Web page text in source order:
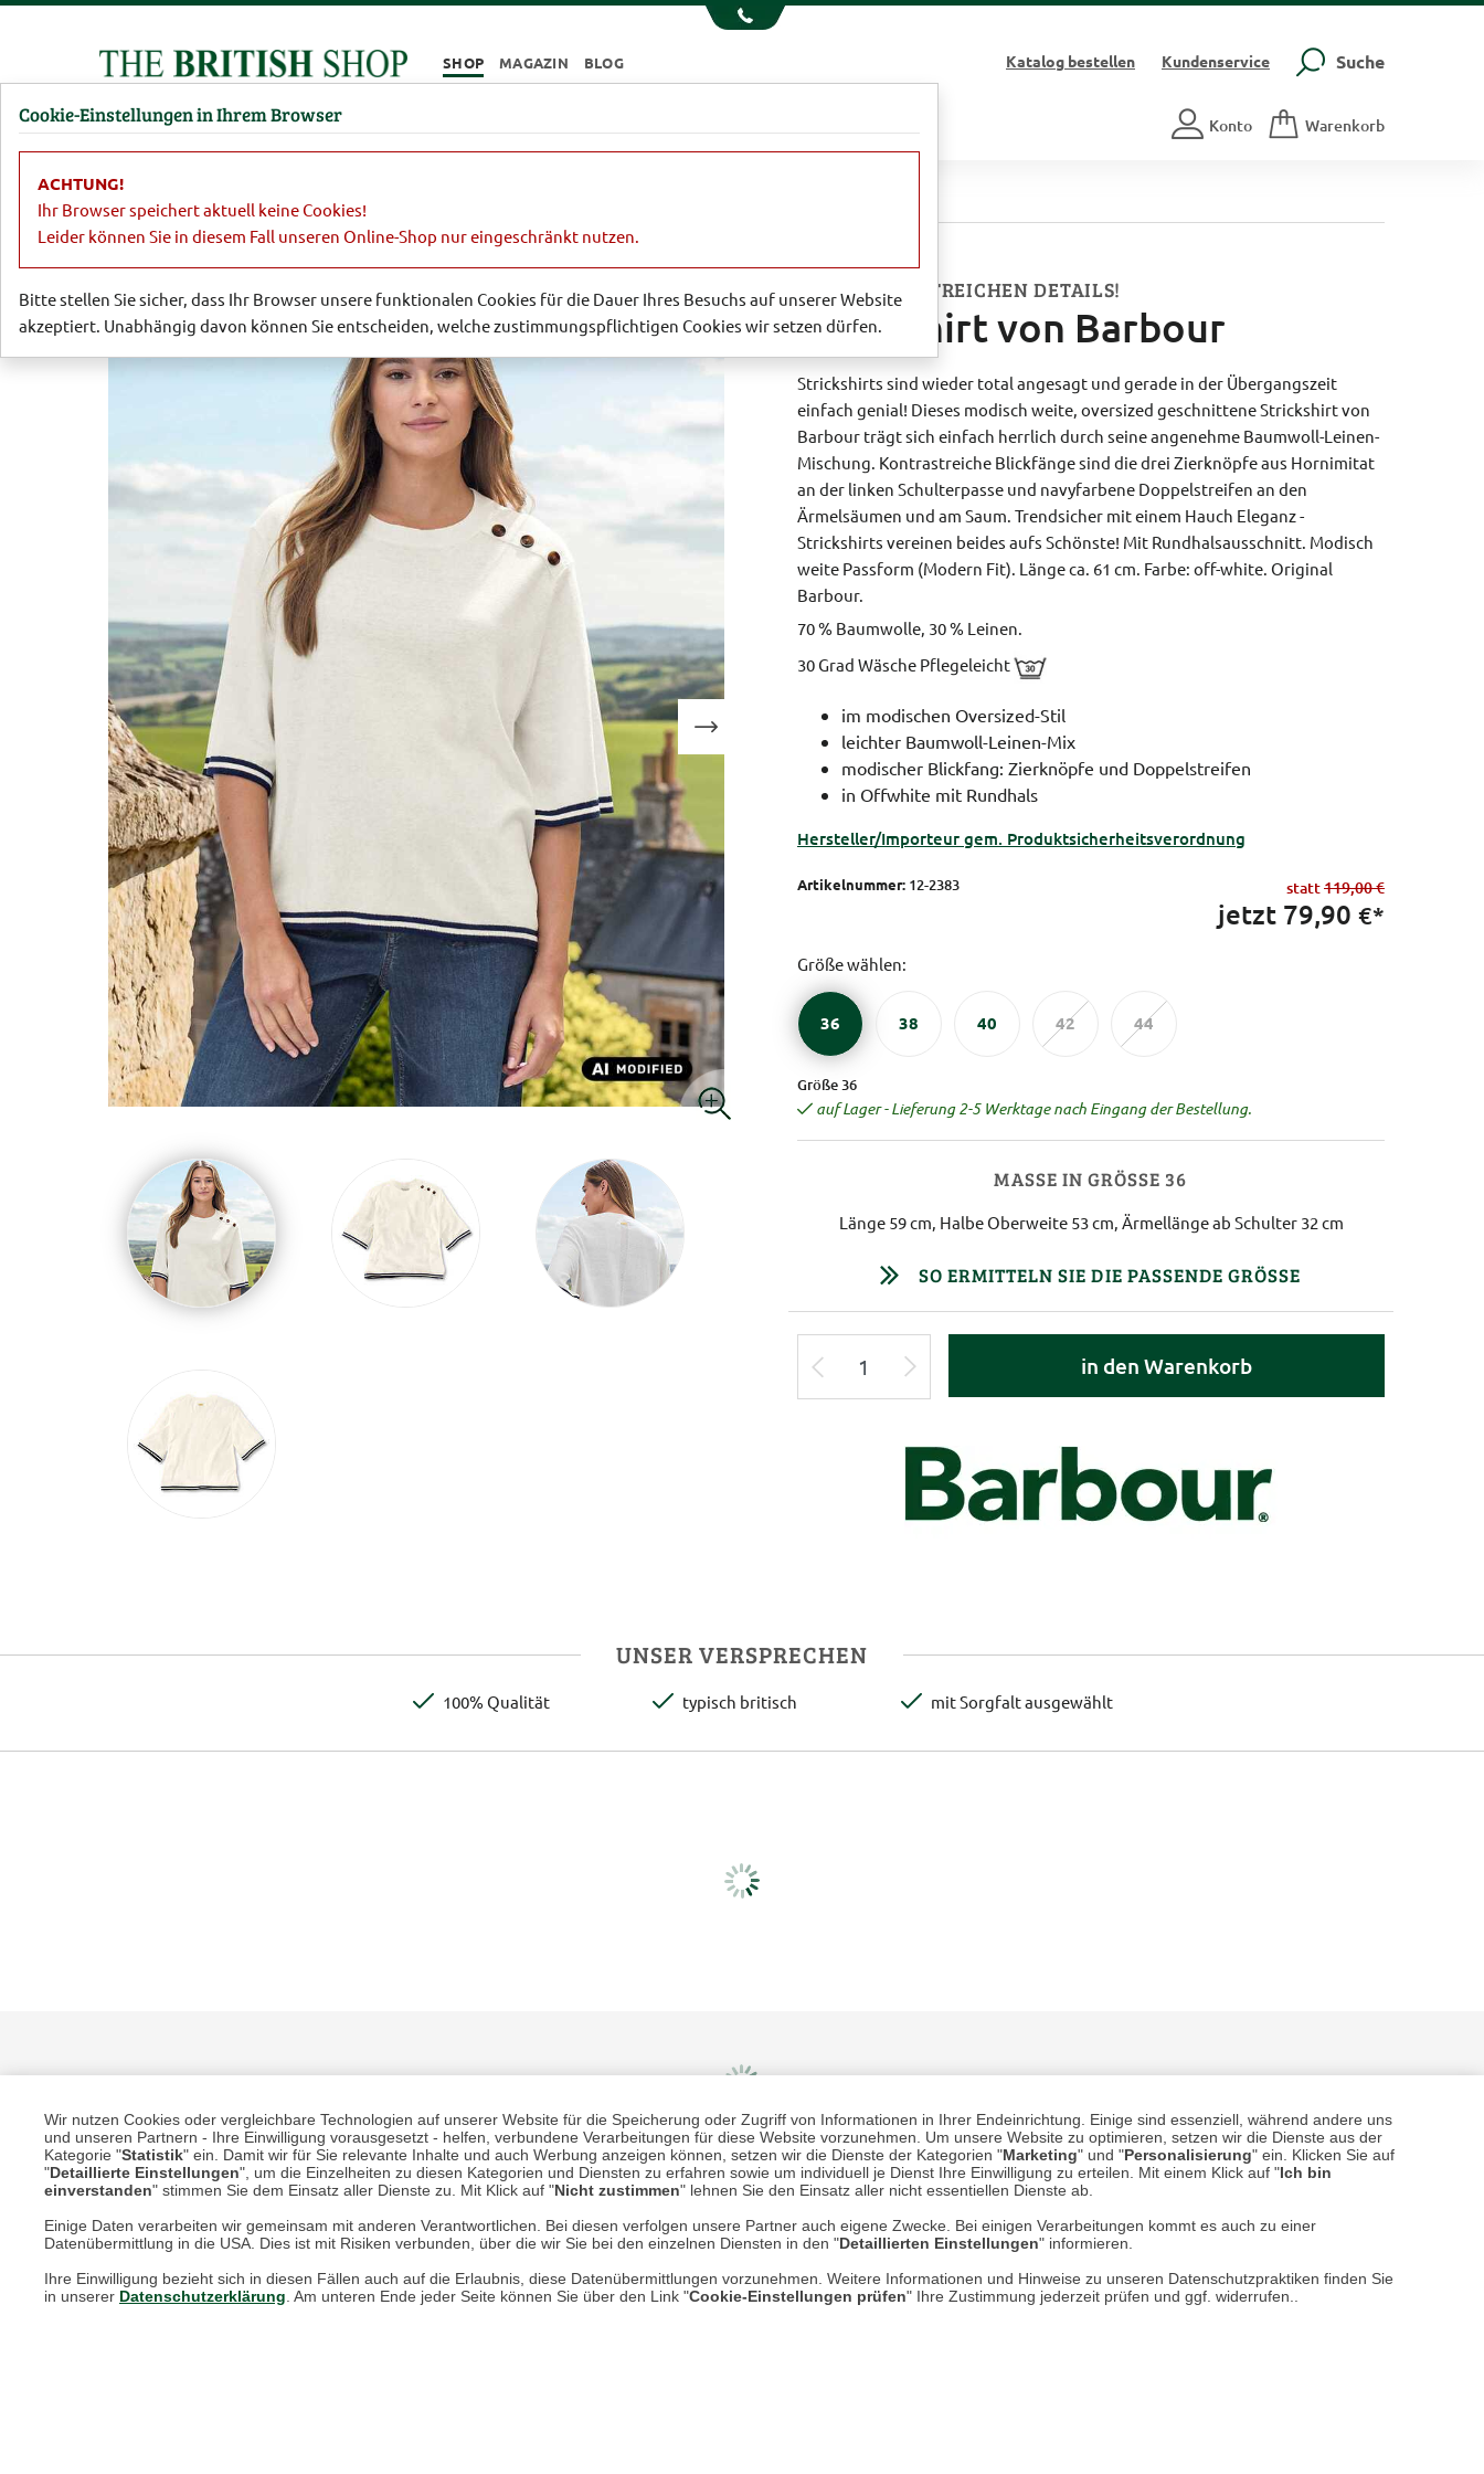
Wir nutzen Cookies oder vergleichbare Technologien auf unserer Website für die Speicherung oder Zugriff von Informationen in Ihrer Endeinrichtung. Einige sind essenziell, während andere uns
und unseren Partnern - Ihre Einwilligung vorausgesetzt - helfen, verbundene Verarbeitungen für diese Website vorzunehmen. Um unsere Website zu optimieren, setzen wir die Dienste aus der
Kategorie "Statistik" ein. Damit wir für Sie relevante Inhalte und auch Werbung anzeigen können, setzen wir die Dienste der Kategorien "Marketing" und "Personalisierung" ein. Klicken Sie auf
"Detaillierte Einstellungen", um die Einzelheiten zu diesen Kategorien und Diensten zu erfahren sowie um individuell je Dienst Ihre Einwilligung zu erteilen. Mit einem Klick auf "Ich bin
einverstanden" stimmen Sie dem Einsatz aller Dienste zu. Mit Klick auf "Nicht zustimmen" lehnen Sie den Einsatz aller nicht essentiellen Dienste ab.
Einige Daten verarbeiten wir gemeinsam mit anderen Verantwortlichen. Bei diesen verfolgen unsere Partner auch eigene Zwecke. Bei einigen Verarbeitungen kommt es auch zu einer
Datenübermittlung in die USA. Dies ist mit Risiken verbunden, über die wir Sie bei den einzelnen Diensten in den "Detaillierten Einstellungen" informieren.
Ihre Einwilligung bezieht sich in diesen Fällen auch auf die Erlaubnis, diese Datenübermittlungen vorzunehmen. Weitere Informationen und Hinweise zu unseren Datenschutzpraktiken finden Sie
in unserer Datenschutzerklärung. Am unteren Ende jeder Seite können Sie über den Link "Cookie-Einstellungen prüfen" Ihre Zustimmung jederzeit prüfen und ggf. widerrufen..
SHOP MAGAZIN BLOG Katalogbestellen Kundenservice Suche
Damen Herren Barbour Parfümerie Konto Warenkorb
MIT KONTRASTREICHEN DETAILS!
Strickshirt von Barbour
Strickshirts sind wieder total angesagt und gerade in der Übergangszeit
einfach genial! Dieses modisch weite, oversized geschnittene Strickshirt von
Barbour trägt sich einfach herrlich durch seine angenehme Baumwoll-Leinen-
Mischung. Kontrastreiche Blickfänge sind die drei Zierknöpfe aus Hornimitat
an der linken Schulterpasse und navyfarbene Doppelstreifen an den
Ärmelsäumen und am Saum. Trendsicher mit einem Hauch Eleganz -
Strickshirts vereinen beides aufs Schönste! Mit Rundhalsausschnitt. Modisch
weite Passform (Modern Fit). Länge ca. 61 cm. Farbe: off-white. Original
Barbour.
70 % Baumwolle, 30 % Leinen.
30 Grad Wäsche Pflegeleicht
im modischen Oversized-Stil
leichter Baumwoll-Leinen-Mix
modischer Blickfang: Zierknöpfe und Doppelstreifen
in Offwhite mit Rundhals
Hersteller/Importeur gem. Produktsicherheitsverordnung
Artikelnummer: 12-2383 statt119,00 €
jetzt 79,90 €*
Größe wählen:
36 38 40 42 44
Größe 36
auf Lager - Lieferung 2-5 Werktage nach Eingang der Bestellung.
MASSE IN GRÖSSE 36
Länge 59 cm, Halbe Oberweite 53 cm, Ärmellänge ab Schulter 32 cm
SO ERMITTELN SIE DIE PASSENDE GRÖSSE
in den Warenkorb
UNSER VERSPRECHEN
100% Qualität typisch britisch mit Sorgfalt ausgewählt
Unsere Services für Sie
Online Magazin
Newsletter-Archiv
Mehr erfahren
Über uns
AGB
UnsereVersand- und Zahlungsarten
Cookie-Einstellungen in Ihrem Browser
ACHTUNG!
Ihr Browser speichert aktuell keine Cookies!
Leider können Sie in diesem Fall unseren Online-Shop nur eingeschränkt nutzen.
Bitte stellen Sie sicher, dass Ihr Browser unsere funktionalen Cookies für die Dauer Ihres Besuchs auf unserer Website
akzeptiert. Unabhängig davon können Sie entscheiden, welche zustimmungspflichtigen Cookies wir setzen dürfen.